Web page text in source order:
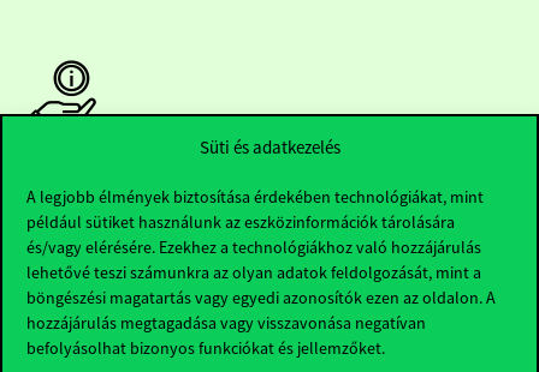
Süti és adatkezelés
A legjobb élmények biztosítása érdekében technológiákat, mint
például sütiket használunk az eszközinformációk tárolására
és/vagy elérésére. Ezekhez a technológiákhoz való hozzájárulás
lehetővé teszi számunkra az olyan adatok feldolgozását, mint a
böngészési magatartás vagy egyedi azonosítók ezen az oldalon. A
hozzájárulás megtagadása vagy visszavonása negatívan
befolyásolhat bizonyos funkciókat és jellemzőket.
Nyitvatartás
Házirend